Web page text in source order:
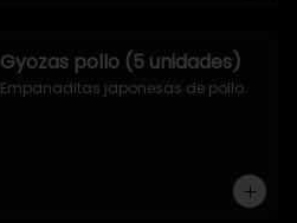
Gyozas pollo (5 unidades)
Empanaditas japonesas de pollo.